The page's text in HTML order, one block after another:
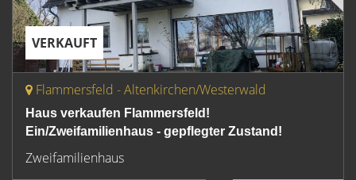
VERKAUFT
Flammersfeld - Altenkirchen/Westerwald
Haus verkaufen Flammersfeld!
Ein/Zweifamilienhaus - gepflegter Zustand!
Zweifamilienhaus